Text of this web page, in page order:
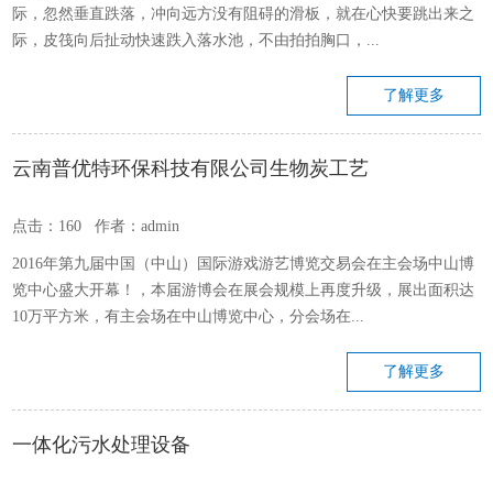
际，忽然垂直跌落，冲向远方没有阻碍的滑板，就在心快要跳出来之
际，皮筏向后扯动快速跌入落水池，不由拍拍胸口，...
了解更多
云南普优特环保科技有限公司生物炭工艺
点击：160 作者：admin
2016年第九届中国（中山）国际游戏游艺博览交易会在主会场中山博
览中心盛大开幕！，本届游博会在展会规模上再度升级，展出面积达
10万平方米，有主会场在中山博览中心，分会场在...
了解更多
一体化污水处理设备